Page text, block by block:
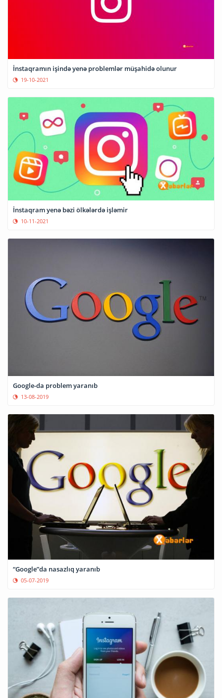
İnstaqramın işində yenə problemlər müşahidə olunur
19-10-2021
İnstaqram yenə bəzi ölkələrdə işləmir
10-11-2021
Google-da problem yaranıb
13-08-2019
“Google”da nasazlıq yaranıb
05-07-2019